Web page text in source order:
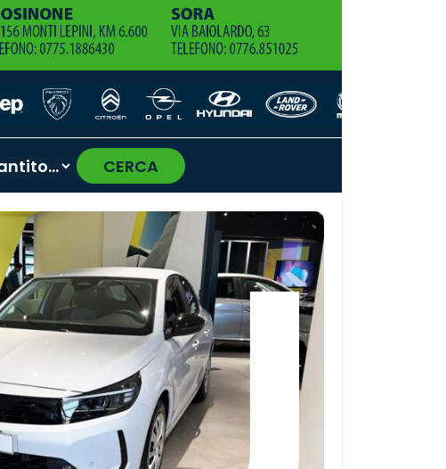
CERCA
›